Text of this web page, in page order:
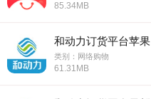
85.34MB
和动力订货平台苹果
类别：网络购物
61.31MB